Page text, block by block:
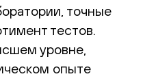
точные
тестов.
уровне,
опыте